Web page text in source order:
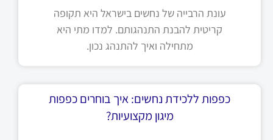
עונת הרבייה של נחשים בישראל היא תקופה
קריטית להבנת התנהגותם. למדו מתי היא
מתחילה ואיך להתנהג נכון.
כפפות ללכידת נחשים: איך בוחרים כפפות
מיגון מקצועיות?